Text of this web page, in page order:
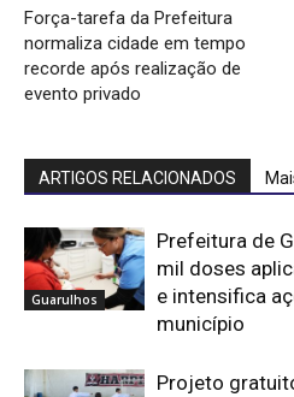
Força-tarefa da Prefeitura
normaliza cidade em tempo
recorde após realização de
evento privado
ARTIGOS RELACIONADOS
Guarulhos
Prefeitura de
mil doses
e intensifica
município
Projeto